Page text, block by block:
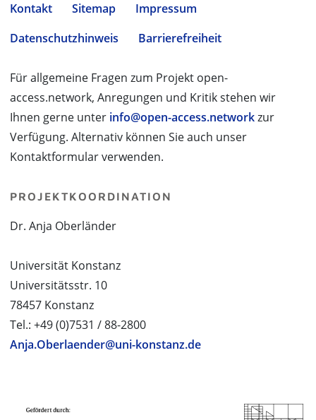
Kontakt Sitemap
Impressum
Datenschutzhinweis
Barrierefreiheit
Für allgemeine Fragen zum Projekt open-
access.network, Anregungen und Kritik stehen wir
Ihnen gerne unter info@open-access.networkzur
Verfügung. Alternativ können Sie auch unser
Kontaktformular verwenden.
PROJEKTKOORDINATION
Dr. Anja Oberländer
Universität Konstanz
Universitätsstr. 10
78457 Konstanz
Tel.: +49 (0)7531 / 88-2800
Anja.Oberlaender@uni-konstanz.de